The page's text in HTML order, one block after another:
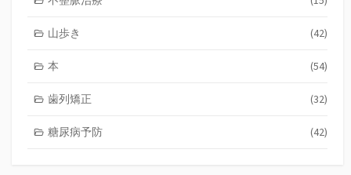
山歩き (42)
本 (54)
歯列矯正 (32)
糖尿病予防 (42)